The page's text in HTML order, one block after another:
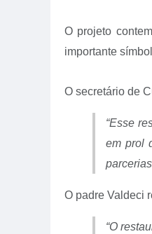
O projeto
importante
O secretário de
“Esse
em prol
O padre Valdeci
“O